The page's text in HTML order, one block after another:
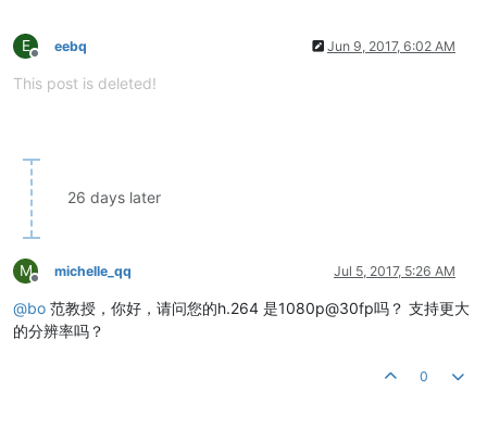
E
Offline
eebq Jun 9, 2017, 6:02 AM
This post is deleted!
26 days later
M
Offline
michelle_qq Jul 5, 2017, 5:26 AM
@bo 范教授，你好，请问您的h.264 是1080p@30fp吗？ 支持更大
的分辨率吗？
0